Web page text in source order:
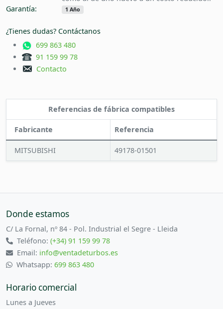
Garantía:
1 Año
¿Tienes dudas? Contáctanos
699 863 480
91 159 99 78
Contacto
Referencias de fábrica compatibles
Fabricante Referencia
MITSUBISHI 49178-01501
Donde estamos
C/ La Fornal, nº 84 - Pol. Industrial el Segre - Lleida
Teléfono:(+34) 91 159 99 78
Email: info@ventadeturbos.es
Whatsapp: 699 863 480
Horario comercial
Lunes a Jueves